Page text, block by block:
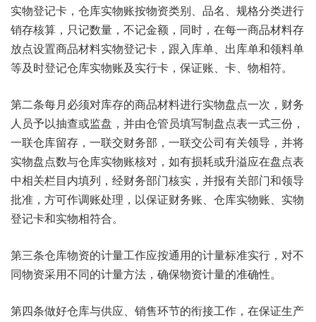
实物登记卡，仓库实物账按物资类别、品名、规格分类进行
销存核算，只记数量，不记金额，同时，在每一商品材料存
放点设置商品材料实物登记卡，跟入库单、出库单和领料单
等及时登记仓库实物账及实行卡，保证账、卡、物相符。
第二条每月必须对库存的商品材料进行实物盘点一次，财务
人员予以抽查或监盘，并由仓管员填写制盘点表一式三份，
一联仓库留存，一联交财务部，一联交公司有关领导，并将
实物盘点数与仓库实物账核对，如有损耗或升溢应在盘点表
中相关栏目内填列，经财务部门核实，并报有关部门和领导
批准，方可作调账处理，以保证财务账、仓库实物账、实物
登记卡和实物相符合。
第三条仓库物资的计量工作应按通用的计量标准实行，对不
同物资采用不同的计量方法，确保物资计量的准确性。
第四条做好仓库与供应、销售环节的衔接工作，在保证生产